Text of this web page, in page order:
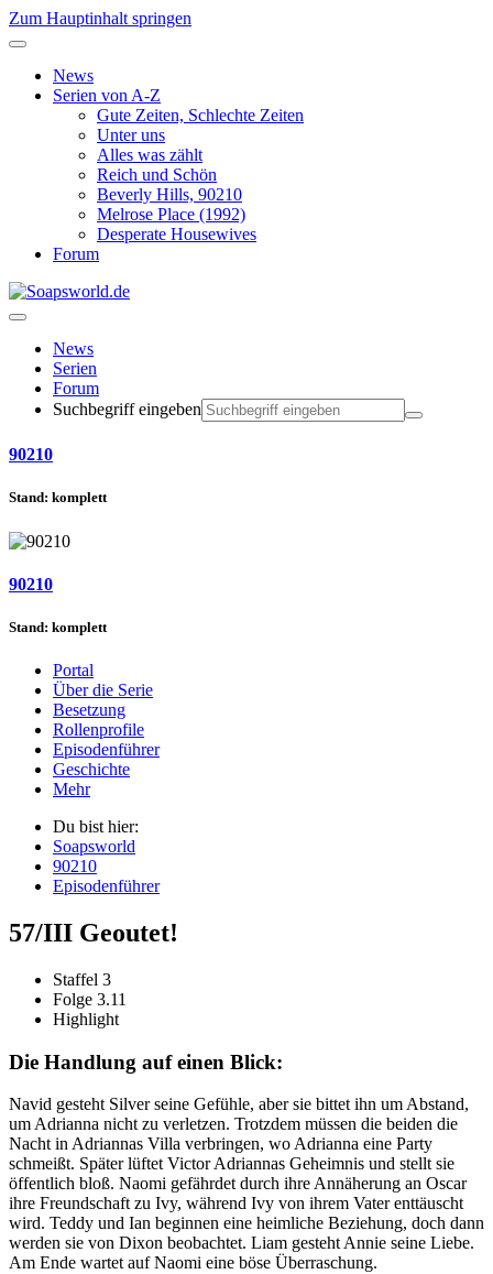
Zum Hauptinhalt springen
News
Serien von A-Z
Gute Zeiten, Schlechte Zeiten
Unter uns
Alles was zählt
Reich und Schön
Beverly Hills, 90210
Melrose Place (1992)
Desperate Housewives
Forum
News
Serien
Forum
Suchbegriff eingeben
90210
Stand: komplett
90210
Stand: komplett
Portal
Über die Serie
Besetzung
Rollenprofile
Episodenführer
Geschichte
Mehr
Du bist hier:
Soapsworld
90210
Episodenführer
57/III Geoutet!
Staffel 3
Folge 3.11
Highlight
Die Handlung auf einen Blick:
Navid gesteht Silver seine Gefühle, aber sie bittet ihn um Abstand,
um Adrianna nicht zu verletzen. Trotzdem müssen die beiden die
Nacht in Adriannas Villa verbringen, wo Adrianna eine Party
schmeißt. Später lüftet Victor Adriannas Geheimnis und stellt sie
öffentlich bloß. Naomi gefährdet durch ihre Annäherung an Oscar
ihre Freundschaft zu Ivy, während Ivy von ihrem Vater enttäuscht
wird. Teddy und Ian beginnen eine heimliche Beziehung, doch dann
werden sie von Dixon beobachtet. Liam gesteht Annie seine Liebe.
Am Ende wartet auf Naomi eine böse Überraschung.